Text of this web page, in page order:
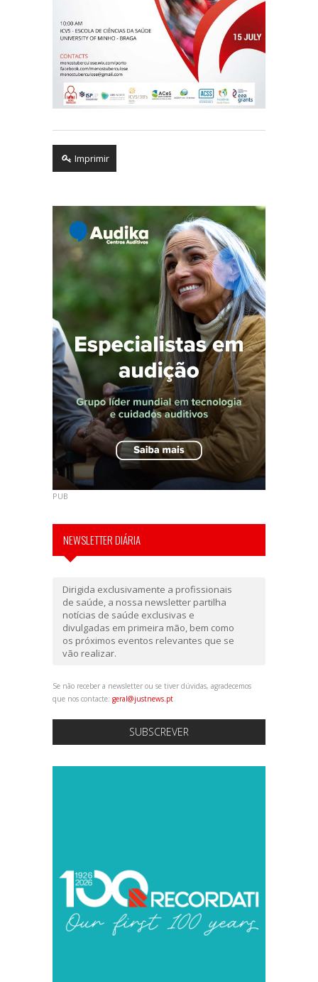
Imprimir
PUB
NEWSLETTER DIÁRIA
Dirigida exclusivamente a profissionais
de saúde, a nossa newsletter partilha
notícias de saúde exclusivas e
divulgadas em primeira mão, bem como
os próximos eventos relevantes que se
vão realizar.
Se não receber a newsletter ou se tiver dúvidas, agradecemos
que nos contacte: geral@justnews.pt
SUBSCREVER